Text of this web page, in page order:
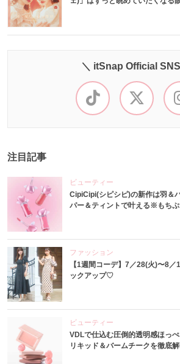
＼ itSnap Official
注目記事
ビューティー
CipiCipi(シピシピ)の新作は羽＆
パー＆ティントで叶える※もち
ファッション
【1週間コーデ】7／28(火)〜8
ックアップ♡
ビューティー
VDLで仕込む圧倒的透明感ほっ
リキッド＆バームチークを徹底解